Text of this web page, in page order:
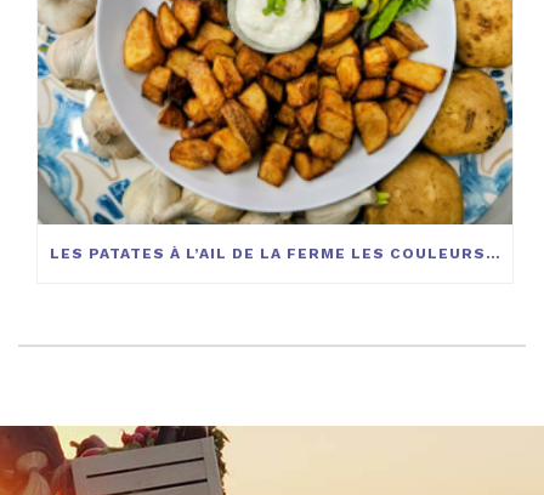
LES PATATES À L’AIL DE LA FERME LES COULEURS DE LA TERRE